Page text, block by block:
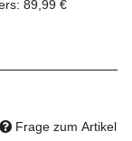
: 89,99 €
Frage zum Artikel